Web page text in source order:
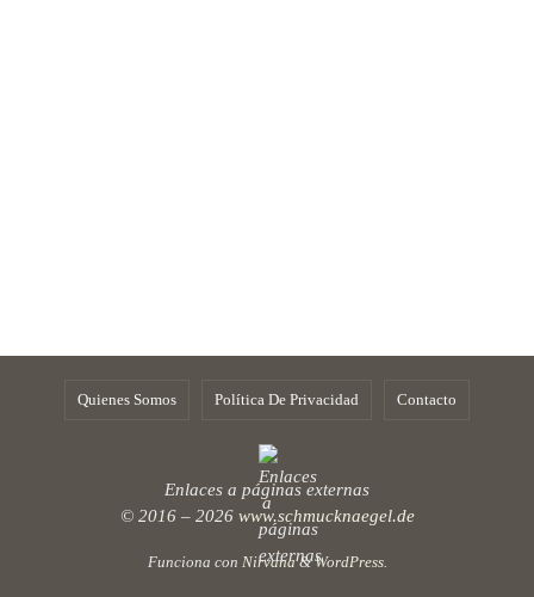
Quienes Somos Política De Privacidad Contacto
Enlaces a páginas externas
© 2016 – 2026 www.schmucknaegel.de
Funciona con Nirvana&WordPress.